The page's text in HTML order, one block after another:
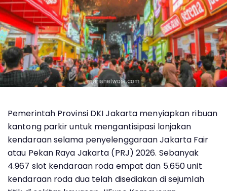
Pemerintah Provinsi DKI Jakarta menyiapkan ribuan
kantong parkir untuk mengantisipasi lonjakan
kendaraan selama penyelenggaraan Jakarta Fair
atau Pekan Raya Jakarta (PRJ) 2026. Sebanyak
4.967 slot kendaraan roda empat dan 5.650 unit
kendaraan roda dua telah disediakan di sejumlah